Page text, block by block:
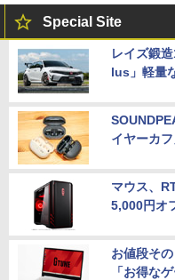
Special Site
レイズ鍛
lus」軽量
イヤーカ
マウス、
5,000円オ
お値段そ
「お得な